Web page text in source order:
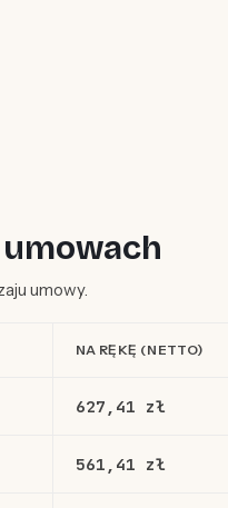
umowy.
NA RĘKĘ (NETTO)
627,41 zł
561,41 zł